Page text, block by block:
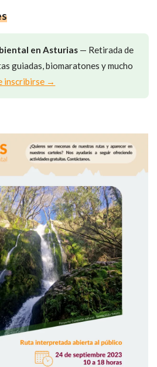
en Asturias— Retirada de
guiadas, biomaratones y mucho
inscribirse →